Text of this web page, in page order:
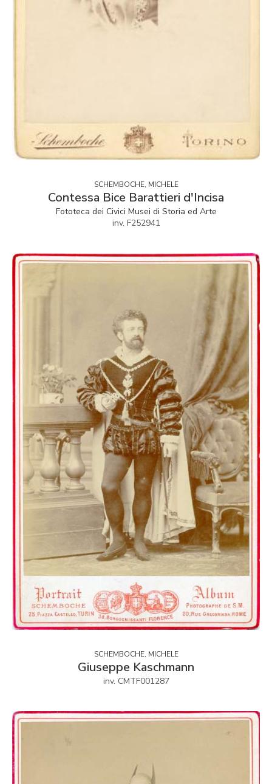
SCHEMBOCHE, MICHELE
Contessa Bice Barattieri d'Incisa
Fototeca dei Civici Musei di Storia ed Arte
inv. F252941
SCHEMBOCHE, MICHELE
Giuseppe Kaschmann
inv. CMTF001287